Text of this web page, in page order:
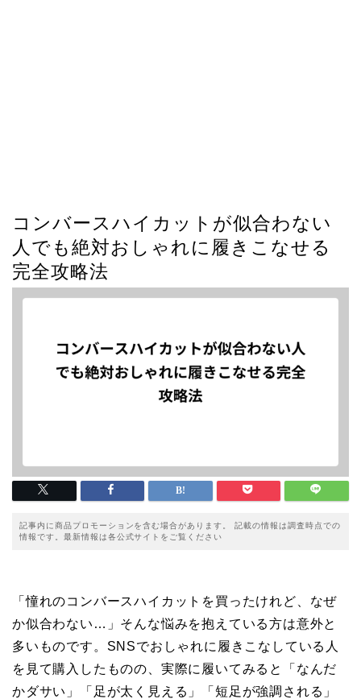
コンバースハイカットが似合わない
人でも絶対おしゃれに履きこなせる
完全攻略法
記事内に商品プロモーションを含む場合があります。 記載の情報は調査時点での
情報です。最新情報は各公式サイトをご覧ください
「憧れのコンバースハイカットを買ったけれど、なぜ
か似合わない…」そんな悩みを抱えている方は意外と
多いものです。SNSでおしゃれに履きこなしている人
を見て購入したものの、実際に履いてみると「なんだ
かダサい」「足が太く見える」「短足が強調される」